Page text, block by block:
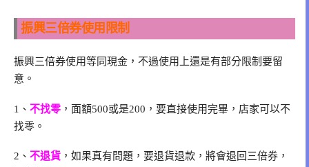
振興三倍券使用限制
振興三倍券使用等同現金，不過使用上還是有部分限制要留
意。
1、 不找零，面額500或是200，要直接使用完畢，店家可以不
找零。
2、 不退貨 ，如果真有問題，要退貨退款，將會退回三倍券，